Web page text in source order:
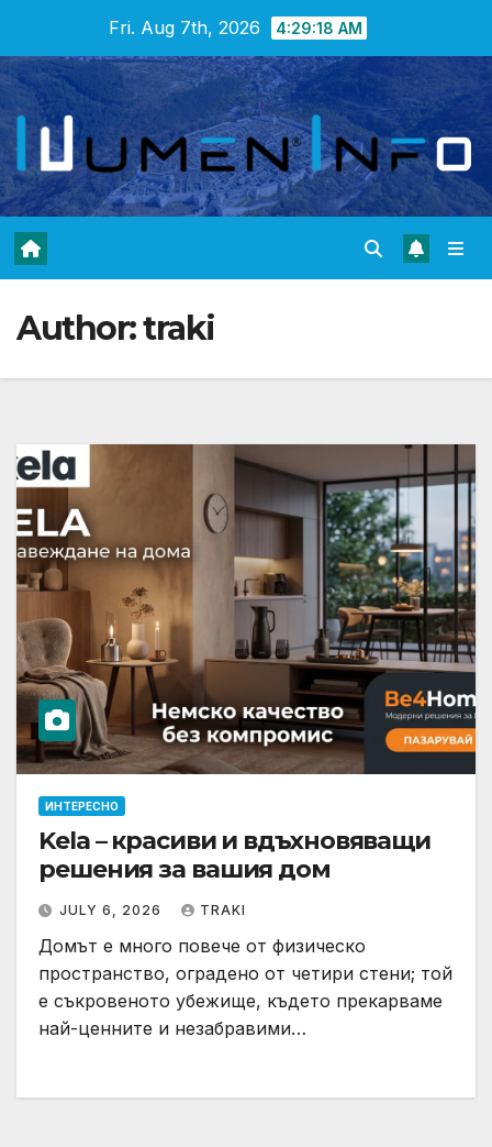
content
Fri. Aug 7th, 2026 4:29:20 AM
Author:traki
ИНТЕРЕСНО
Kela – красиви и вдъхновяващи
решения за вашия дом
JULY 6, 2026 TRAKI
Домът е много повече от физическо
пространство, оградено от четири стени; той
е съкровеното убежище, където прекарваме
най-ценните и незабравими…